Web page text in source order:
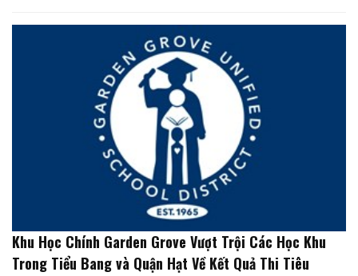
Khu Học Chính Garden Grove Vượt Trội Các Học Khu
Trong Tiểu Bang và Quận Hạt Về Kết Quả Thi Tiêu